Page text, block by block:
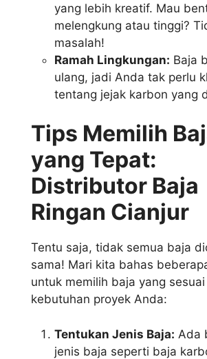
yang lebih kreatif. Mau
melengkung atau tinggi?
masalah!
Ramah Lingkungan: Baja
ulang, jadi Anda tak perlu
tentang jejak karbon yang
Tips Memilih
yang Tepat:
Distributor Baja
Ringan Cianjur
Tentu saja, tidak semua baja
sama! Mari kita bahas
untuk memilih baja yang
kebutuhan proyek Anda:
Tentukan Jenis Baja: Ada
jenis baja seperti baja